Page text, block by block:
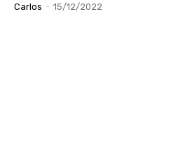
Carlos - 15/12/2022